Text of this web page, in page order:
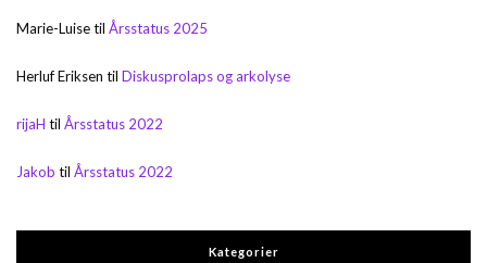
Marie-Luisetil Årsstatus 2025
Herluf Eriksen til Diskusprolaps og arkolyse
rijaH til Årsstatus 2022
Jakob til Årsstatus 2022
Kategorier